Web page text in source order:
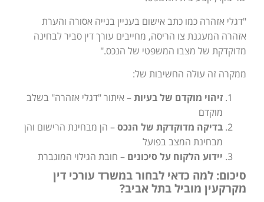
"דגלי אזהרה כמו כתב אישום בעניין בנייה אסורה והערת
אזהרה המעגנת צו הריסה, מחייבים עורך דין סביר לבחינה
מדוקדקת של מצבו המשפטי של הנכס."
ממקרה זה עולה החשיבות של:
זיהוי מוקדם של בעיות– איתור "דגלי אזהרה" בשלב
מוקדם
בדיקה מדוקדקת של הנכס– הן מבחינת הרישום והן
מבחינת המצב בפועל
יידוע הלקוח על סיכונים – חובת הגילוי המוגברת
סיכום: למה כדאי לבחור במשרד עורכי דין
מקרקעין מוביל בתל אביב?